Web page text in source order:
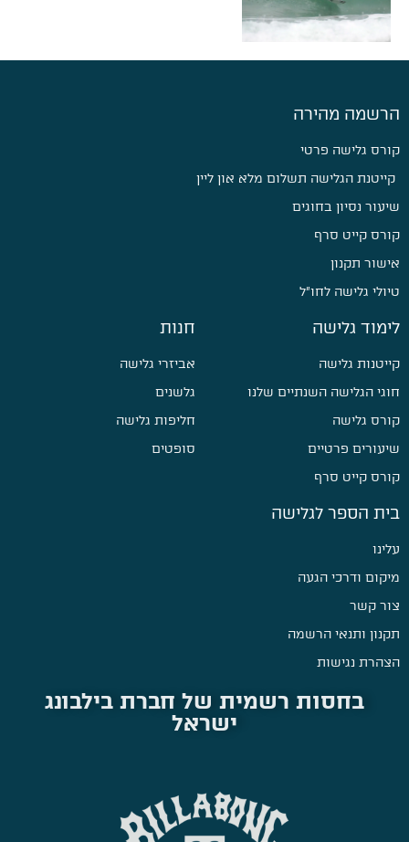
הרשמה מהירה
קורס גלישה פרטי
קייטנת הגלישה תשלום מלא און ליין
שיעור נסיון בחוגים
קורס קייט סרף
אישור תקנון
טיולי גלישה לחו״ל
לימוד גלישה
קייטנות גלישה
חוגי הגלישה השנתיים שלנו
קורס גלישה
שיעורים פרטיים
קורס קייט סרף
חנות
אביזרי גלישה
גלשנים
חליפות גלישה
סופטים
בית הספר לגלישה
עלינו
מיקום ודרכי הגעה
צור קשר
תקנון ותנאי הרשמה
הצהרת נגישות
בחסות רשמית של חברת בילבונג
ישראל